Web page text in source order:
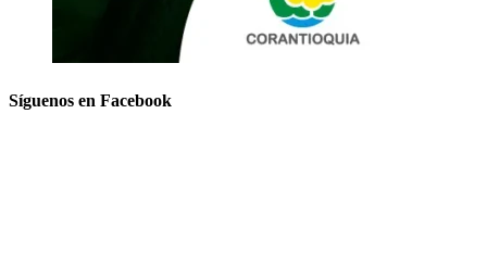
Síguenos en Facebook